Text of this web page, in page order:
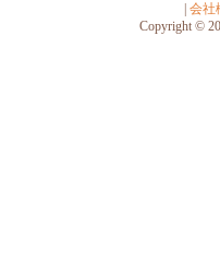
会社
Copyright ©